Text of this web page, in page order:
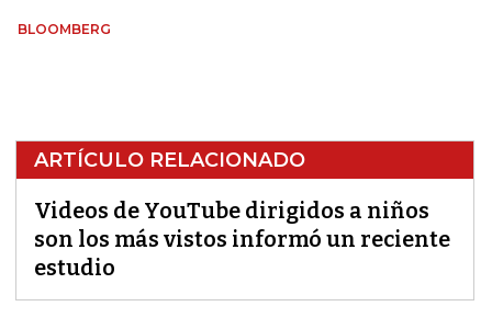
BLOOMBERG
ARTÍCULO RELACIONADO
Videos de YouTube dirigidos a niños
son los más vistos informó un reciente
estudio